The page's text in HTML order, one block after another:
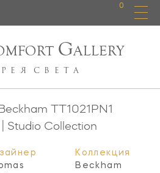
0
GALLERY
СВЕТА
TT1021PN1
Studio Collection
Коллекция
Beckham